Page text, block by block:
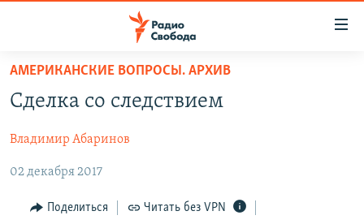
упрощенного
доступа
содержанию
Вернутся
ПОДКАСТЫ
АВТОРСКИЕ ПРОЕКТЫ
ЦИТАТЫ СВОБОДЫ
МНЕНИЯ
АМЕРИКАНСКИЕ ВОПРОСЫ. АРХИВ
Сделка со следствием
Владимир Абаринов
02 декабря 2017
Поделиться Читать без VPN